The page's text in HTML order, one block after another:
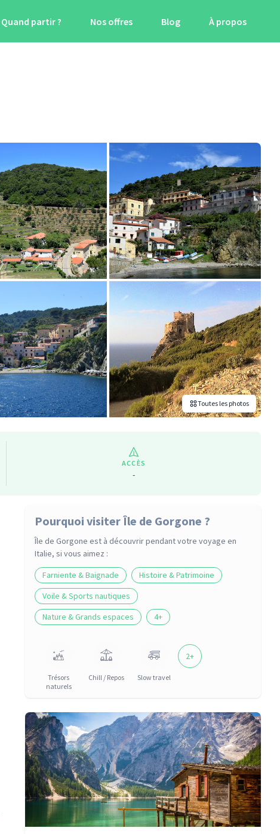
Quand partir ? Nos offres Blog À propos
Toutes les photos
ACCÈS
-
Pourquoi visiter Île de Gorgone ?
Île de Gorgone est à découvrir pendant votre voyage en
Italie, si vous aimez :
Farniente & Baignade
Histoire & Patrimoine
Voile & Sports nautiques
Nature & Grands espaces
4+
Trésors
naturels
Chill / Repos Slow travel
2+